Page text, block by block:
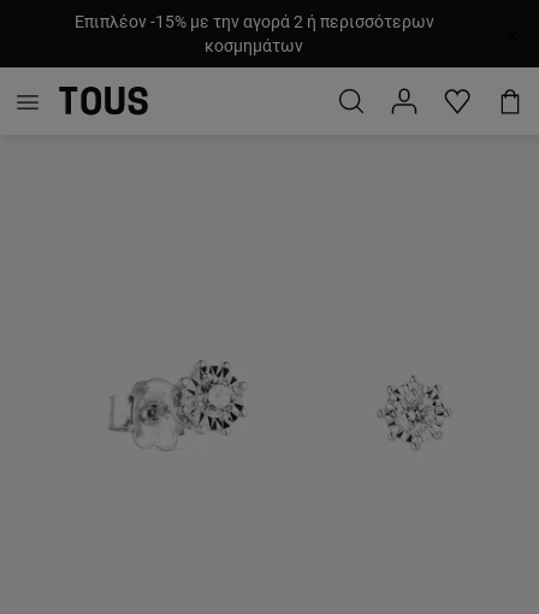
Επιπλέον -15% με την αγορά 2 ή περισσότερων
κοσμημάτων